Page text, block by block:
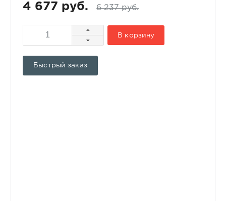
4 677 руб. 6 237 руб.
В корзину
Быстрый заказ